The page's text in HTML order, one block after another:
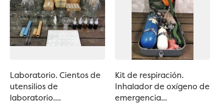
Laboratorio. Cientos de
utensilios de
laboratorio....
Kit de respiración.
Inhalador de oxígeno de
emergencia...